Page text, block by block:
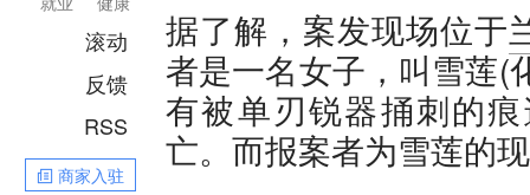
滚动
反馈
RSS
商家入驻
据了解，案发现场位于
者是一名女子，叫雪莲(
有被单刃锐器捅刺的
亡。而报案者为雪莲的